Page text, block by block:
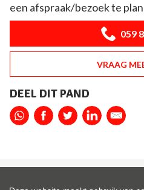
een afspraak/bezoek te
059
VRAAG
DEEL DIT PAND